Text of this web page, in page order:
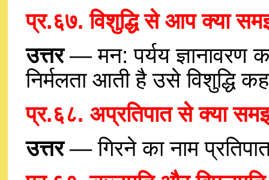
प्र.६७. विशुद्धि से आप क्या
उत्तर— मन: पर्यय ज्ञानावरण
निर्मलता आती है उसे विशुद्धि
प्र.६८. अप्रतिपात से क्या
उत्तर— गिरने का नाम